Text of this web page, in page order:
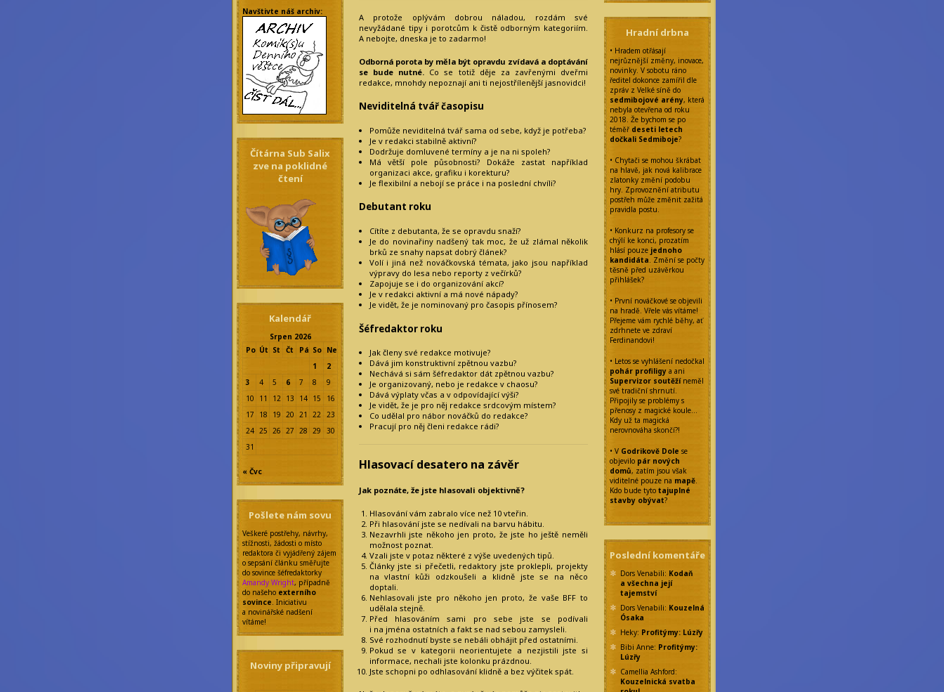
Navštivte náš archiv:
Čítárna Sub Salix
zve na poklidné
čtení
Kalendář
Srpen 2026
Po Út St Čt Pá So Ne
1
2
3
4 5 6 7 8
9
10
11 12 13 14 15
16
17
18 19 20 21 22 23
24 25 26 27 28 29
30
31
« Čvc
Pošlete nám sovu
Veškeré postřehy, návrhy,
stížnosti, žádosti o místo
redaktora či vyjádřený zájem
o sepsání článku směřujte
do sovince šéfredaktorky
Amandy Wright, případně
do našeho externího
sovince. Iniciativu
a novinářské nadšení
vítáme!
Noviny připravují
A protože oplývám dobrou náladou, rozdám své
nevyžádané tipy i porotcům k čistě odborným kategoriím.
A nebojte, dneska je to zadarmo!
Odborná porota by měla být opravdu zvídavá a doptávání
se bude nutné. Co se totiž děje za zavřenými dveřmi
redakce, mnohdy nepoznají ani ti nejostřílenější jasnovidci!
Neviditelná tvář časopisu
Pomůže neviditelná tvář sama od sebe, když je potřeba?
Je v redakci stabilně aktivní?
Dodržuje domluvené termíny a je na ni spoleh?
Má větší pole působnosti? Dokáže zastat například
organizaci akce, grafiku i korekturu?
Je flexibilní a nebojí se práce i na poslední chvíli?
Debutant roku
Cítíte z debutanta, že se opravdu snaží?
Je do novinařiny nadšený tak moc, že už zlámal několik
brků ze snahy napsat dobrý článek?
Volí i jiná než nováčkovská témata, jako jsou například
výpravy do lesa nebo reporty z večírků?
Zapojuje se i do organizování akcí?
Je v redakci aktivní a má nové nápady?
Je vidět, že je nominovaný pro časopis přínosem?
Šéfredaktor roku
Jak členy své redakce motivuje?
Dává jim konstruktivní zpětnou vazbu?
Nechává si sám šéfredaktor dát zpětnou vazbu?
Je organizovaný, nebo je redakce v chaosu?
Dává výplaty včas a v odpovídající výši?
Je vidět, že je pro něj redakce srdcovým místem?
Co udělal pro nábor nováčků do redakce?
Pracují pro něj členi redakce rádi?
Hlasovací desatero na závěr
Jak poznáte, že jste hlasovali objektivně?
Hlasování vám zabralo více než 10 vteřin.
Při hlasování jste se nedívali na barvu hábitu.
Nezavrhli jste někoho jen proto, že jste ho ještě neměli
možnost poznat.
Vzali jste v potaz některé z výše uvedených tipů.
Články jste si přečetli, redaktory jste proklepli, projekty
na vlastní kůži odzkoušeli a klidně jste se na něco
doptali.
Nehlasovali jste pro někoho jen proto, že vaše BFF to
udělala stejně.
Před hlasováním sami pro sebe jste se podívali
i na jména ostatních a fakt se nad sebou zamysleli.
Své rozhodnutí byste se nebáli obhájit před ostatními.
Pokud se v kategorii neorientujete a nezjistili jste si
informace, nechali jste kolonku prázdnou.
Jste schopni po odhlasování klidně a bez výčitek spát.
Hradní drbna
• Hradem otřásají
nejrůznější změny, inovace,
novinky. V sobotu ráno
ředitel dokonce zamířil dle
zpráv z Velké síně do
sedmibojové arény, která
nebyla otevřena od roku
2018. Že bychom se po
téměř deseti letech
dočkali Sedmiboje?
• Chytači se mohou škrábat
na hlavě, jak nová kalibrace
zlatonky změní podobu
hry. Zprovoznění atributu
postřeh může změnit zažitá
pravidla postu.
• Konkurz na profesory se
chýlí ke konci, prozatím
hlásí pouze jednoho
kandidáta. Změní se počty
těsně před uzávěrkou
přihlášek?
• První nováčkové se objevili
na hradě. Vřele vás vítáme!
Přejeme vám rychlé běhy, ať
zdrhnete ve zdraví
Ferdinandovi!
• Letos se vyhlášení nedočkal
pohár profiligy a ani
Supervizor soutěžíneměl
své tradiční shrnutí.
Připojily se problémy s
přenosy z magické koule…
Kdy už ta magická
nerovnováha skončí?!
• V Godrikově Dole se
objevilo pár nových
domů, zatím jsou však
viditelné pouze na mapě.
Kdo bude tyto tajuplné
stavby obývat?
Poslední komentáře
Dors Venabili: Kodaň
a všechna její
tajemství
Dors Venabili: Kouzelná
Ósaka
Heky: Profitýmy: Lúzřy
Bibi Anne: Profitýmy:
Lúzřy
Camellia Ashford:
Kouzelnická svatba